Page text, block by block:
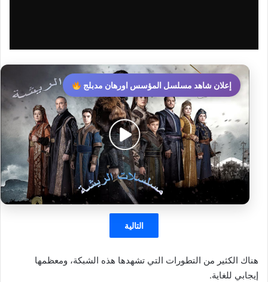
إعلان شاهد مسلسل المؤسس اورهان مدبلج
التالية
هناك الكثير من التطورات التي تشهدها هذه الشبكة، ومعظمها
إيجابي للغاية.